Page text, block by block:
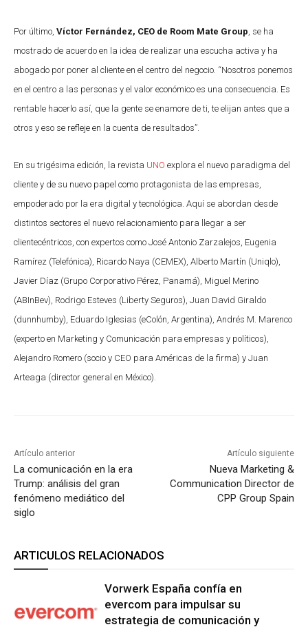
Por último, Víctor Fernández, CEO de Room Mate Group , se ha
mostrado de acuerdo en la idea de realizar una escucha activa y ha
abogado por poner al cliente en el centro del negocio. “Nosotros ponemos
en el centro a las personas y el valor económico es una consecuencia. Es
rentable hacerlo así, que la gente se enamore de ti, te elijan antes que a
otros y eso se refleje en la cuenta de resultados”.
En su trigésima edición, la revista UNO explora el nuevo paradigma del
cliente y de su nuevo papel como protagonista de las empresas,
empoderado por la era digital y tecnológica. Aquí se abordan desde
distintos sectores el nuevo relacionamiento para llegar a ser
clientecéntricos, con expertos como José Antonio Zarzalejos, Eugenia
Ramírez (Telefónica), Ricardo Naya (CEMEX), Alberto Martín (Uniqlo),
Javier Díaz (Grupo Corporativo Pérez, Panamá), Miguel Merino
(ABInBev), Rodrigo Esteves (Liberty Seguros), Juan David Giraldo
(dunnhumby), Eduardo Iglesias (eColón, Argentina), Andrés M. Marenco
(experto en Marketing y Comunicación para empresas y políticos),
Alejandro Romero (socio y CEO para Américas de la firma) y Juan
Arteaga (director general en México).
Artículo anterior
La comunicación en la era
Trump: análisis del gran
fenómeno mediático del
siglo
Artículo siguiente
Nueva Marketing &
Communication Director de
CPP Group Spain
ARTICULOS RELACIONADOS
Vorwerk España confía en
evercom para impulsar su
estrategia de comunicación y